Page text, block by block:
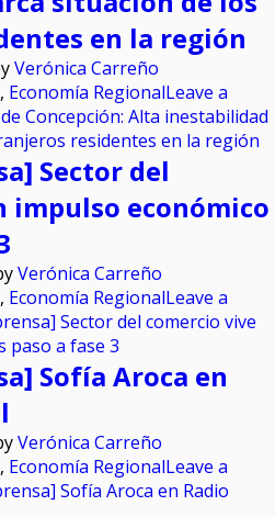
en la región
Verónica Carreño
, Economía RegionalLeave a
Concepción: Alta inestabilidad
residentes en la región
Sector del
impulso económico
Verónica Carreño
, Economía RegionalLeave a
Sector del comercio vive
paso a fase 3
Sofía Aroca en
Verónica Carreño
, Economía RegionalLeave a
Sofía Aroca en Radio